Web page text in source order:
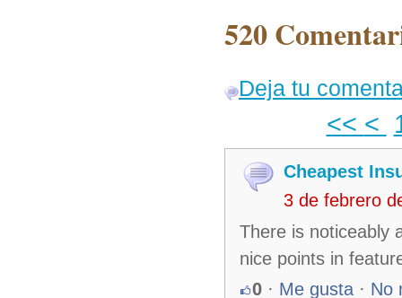
520
Deja tu
<< <
Cheapest
3 de febrero
There is noticeably
nice points in
0 · Me gusta · No